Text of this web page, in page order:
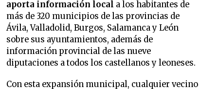
aporta información local a los habitantes de
más de 320 municipios de las provincias de
Ávila, Valladolid, Burgos, Salamanca y León
sobre sus ayuntamientos, además de
información provincial de las nueve
diputaciones a todos los castellanos y leoneses.
Con esta expansión municipal, cualquier vecino